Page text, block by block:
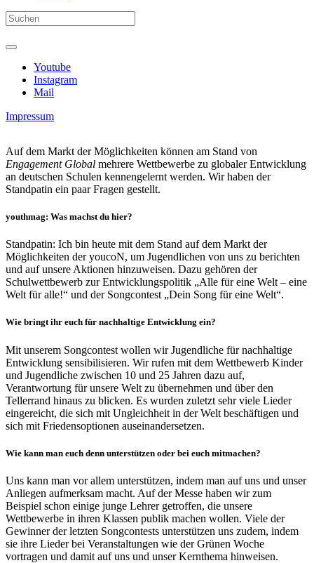
Youtube
Instagram
Mail
Impressum
Auf dem Markt der Möglichkeiten können am Stand von
Engagement Global mehrere Wettbewerbe zu globaler Entwicklung
an deutschen Schulen kennengelernt werden. Wir haben der
Standpatin ein paar Fragen gestellt.
youthmag: Was machst du hier?
Standpatin: Ich bin heute mit dem Stand auf dem Markt der
Möglichkeiten der youcoN, um Jugendlichen von uns zu berichten
und auf unsere Aktionen hinzuweisen. Dazu gehören der
Schulwettbewerb zur Entwicklungspolitik „Alle für eine Welt – eine
Welt für alle!“ und der Songcontest „Dein Song für eine Welt“.
Wie bringt ihr euch für nachhaltige Entwicklung ein?
Mit unserem Songcontest wollen wir Jugendliche für nachhaltige
Entwicklung sensibilisieren. Wir rufen mit dem Wettbewerb Kinder
und Jugendliche zwischen 10 und 25 Jahren dazu auf,
Verantwortung für unsere Welt zu übernehmen und über den
Tellerrand hinaus zu blicken. Es wurden zuletzt sehr viele Lieder
eingereicht, die sich mit Ungleichheit in der Welt beschäftigen und
sich mit Friedensoptionen auseinandersetzen.
Wie kann man euch denn unterstützen oder bei euch mitmachen?
Uns kann man vor allem unterstützen, indem man auf uns und unser
Anliegen aufmerksam macht. Auf der Messe haben wir zum
Beispiel schon einige junge Lehrer getroffen, die unsere
Wettbewerbe in ihren Klassen publik machen wollen. Viele der
Gewinner der letzten Songcontests unterstützen uns zudem, indem
sie ihre Lieder bei Veranstaltungen wie der Grünen Woche
vortragen und damit auf uns und unser Kernthema hinweisen.